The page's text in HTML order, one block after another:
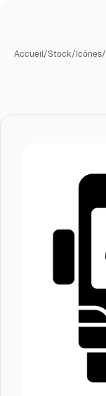
Accueil/Stock/Icônes/